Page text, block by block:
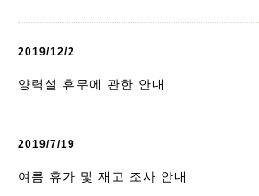
2019/12/2
양력설 휴무에 관한 안내
2019/7/19
여름 휴가 및 재고 조사 안내